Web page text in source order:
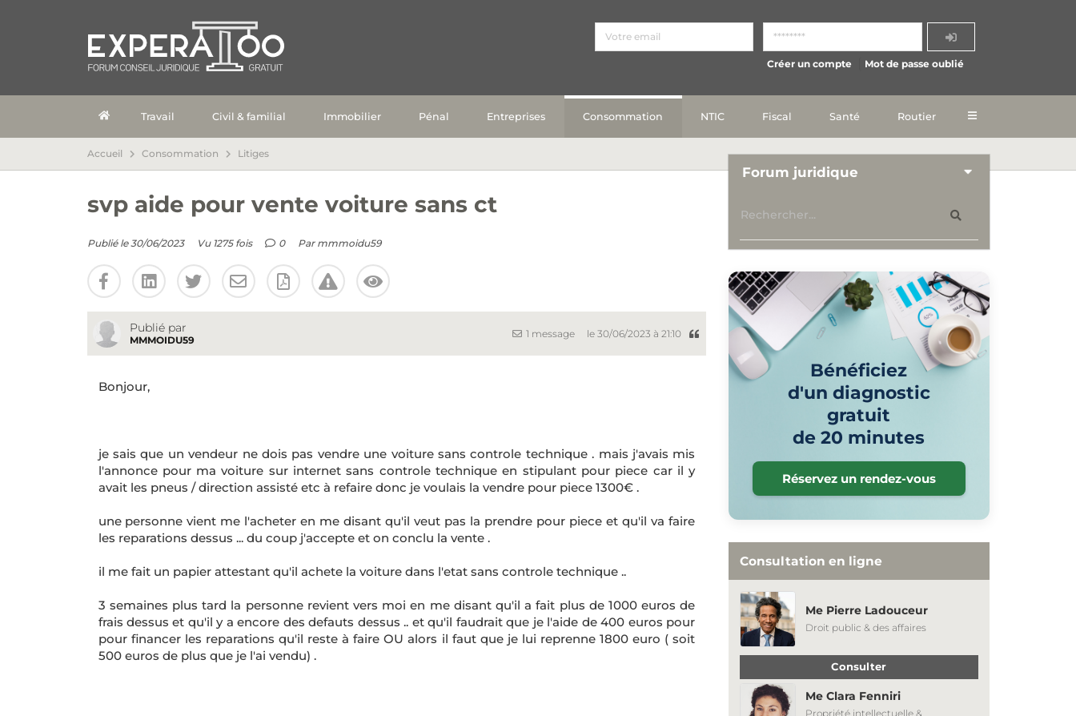
Créer un compte Mot de passe oublié
Travail Civil & familial Immobilier Pénal Entreprises Consommation NTIC Fiscal Santé Routier
Accueil Consommation Litiges
svp aide pour vente voiture sans ct
Publié le 30/06/2023 Vu 1275 fois 0 Par mmmoidu59
Publié par
MMMOIDU59
1 message le 30/06/2023 à 21:10
Bonjour,
je sais que un vendeur ne dois pas vendre une voiture sans controle technique . mais j'avais mis
l'annonce pour ma voiture sur internet sans controle technique en stipulant pour piece car il y
avait les pneus / direction assisté etc à refaire donc je voulais la vendre pour piece 1300€ .
une personne vient me l'acheter en me disant qu'il veut pas la prendre pour piece et qu'il va faire
les reparations dessus ... du coup j'accepte et on conclu la vente .
il me fait un papier attestant qu'il achete la voiture dans l'etat sans controle technique ..
3 semaines plus tard la personne revient vers moi en me disant qu'il a fait plus de 1000 euros de
frais dessus et qu'il y a encore des defauts dessus .. et qu'il faudrait que je l'aide de 400 euros pour
pour financer les reparations qu'il reste à faire OU alors il faut que je lui reprenne 1800 euro ( soit
500 euros de plus que je l'ai vendu) .
Forum juridique
Bénéficiez
d'un diagnostic
gratuit
de 20 minutes
Réservez un rendez-vous
Consultation en ligne
Me Pierre Ladouceur
Droit public & des affaires
Consulter
Me Clara Fenniri
Propriété intellectuelle &